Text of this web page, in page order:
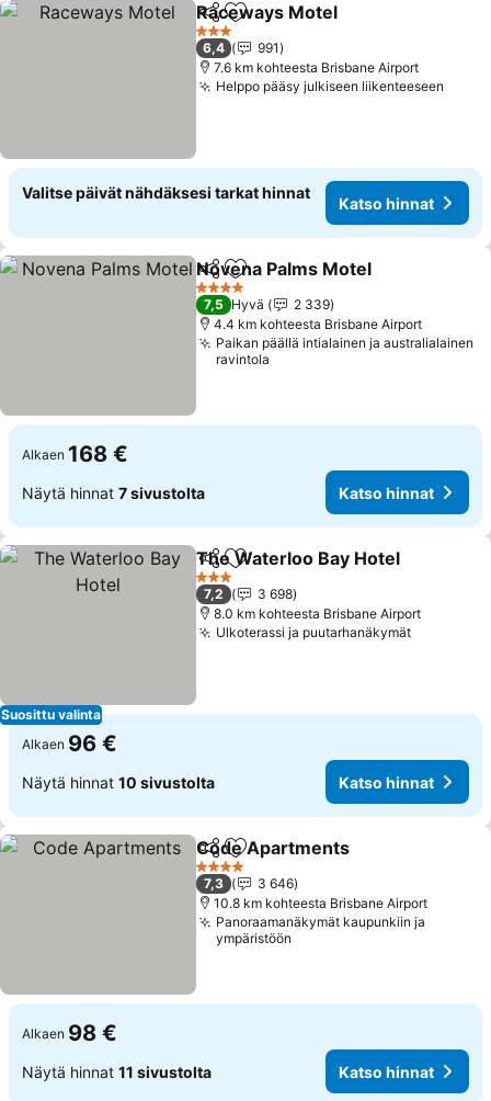
Jaa Lisää suosikkeihin
Raceways Motel
3 Tähtiluokitus
6,4
991
7.6 km kohteesta Brisbane Airport
Helppo pääsy julkiseen liikenteeseen
Valitse päivät nähdäksesi tarkat hinnat
Katso hinnat
Jaa Lisää suosikkeihin
Novena Palms Motel
4 Tähtiluokitus
7,5 Hyvä
2 339
4.4 km kohteesta Brisbane Airport
Paikan päällä intialainen ja australialainen
ravintola
Alkaen 168 €
Näytä hinnat 7 sivustolta Katso hinnat
Suosittu valinta
Jaa Lisää suosikkeihin
The Waterloo Bay Hotel
3 Tähtiluokitus
7,2
3 698
8.0 km kohteesta Brisbane Airport
Ulkoterassi ja puutarhanäkymät
Alkaen 96 €
Näytä hinnat 10 sivustolta Katso hinnat
Jaa Lisää suosikkeihin
Code Apartments
4 Tähtiluokitus
7,3
3 646
10.8 km kohteesta Brisbane Airport
Panoraamanäkymät kaupunkiin ja
ympäristöön
Alkaen 98 €
Näytä hinnat 11 sivustolta Katso hinnat